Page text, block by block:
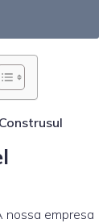
Construsul
nossa empresa